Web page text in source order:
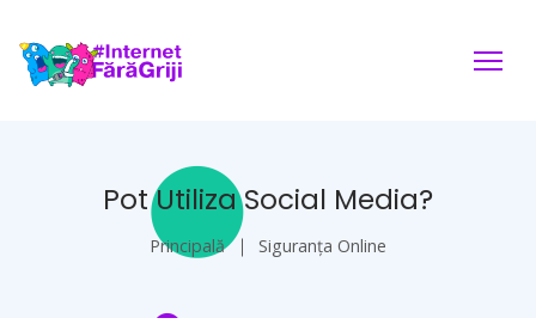
Pot Utiliza Social Media?
Principală Siguranța Online